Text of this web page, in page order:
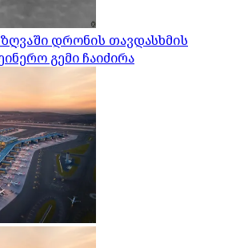
დრონის თავდასხმის
გემი ჩაიძირა